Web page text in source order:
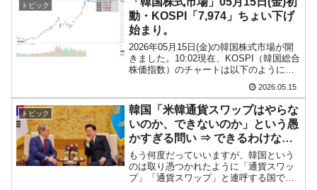
は韓国で『BYD』車は売れている。6カ月で対前年同期比1.9
『Money1』
在韓米国大使スティールが着韓！⇒ さっそく
空港に詰めかけ「出て行け！」「極右勢力」のプラカードを
『Money1』
韓国政府「2035年までに18.4GW規模のAIデ
ータセンター整備」⇒ だから無理だってば。
『Money1』
JPモルガン「韓国レバレッジETFの清算はほ
ぼ終わった」
トピック
動・KOSPI「7,974」ちょい下げ
始まり。
2026年05月15日(金)の韓国株式市場が開
きました。10:02現在、KOSPI（韓国総合
株価指数）のチャートは以下のようにな
『Investing.com』より引用）。ちょい下
げて始まりましたが、現在のところ陽線
です...
2026.05.15
トピック
韓国「米韓通貨スワップはやらな
いのか、できないのか」という愚
かすぎる問い ⇒ できるわけない
だろーが！という話。
もう何度だっていいますが、韓国という
のは取り憑つかれたように「通貨スワッ
プ」「通貨スワップ」と連呼する国で